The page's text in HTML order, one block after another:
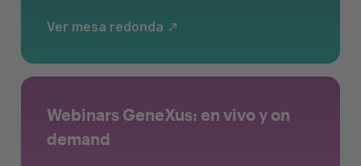
Ver mesa redonda
Webinars GeneXus: en vivo y on
demand